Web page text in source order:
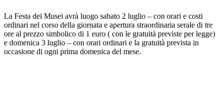
La Festa dei Musei avrà luogo sabato 2 luglio – con orari e costi
ordinari nel corso della giornata e apertura straordinaria serale di tre
ore al prezzo simbolico di 1 euro ( con le gratuità previste per legge)
e domenica 3 luglio – con orari ordinari e la gratuità prevista in
occasione di ogni prima domenica del mese.